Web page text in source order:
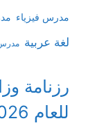
مدرس فيزياء
لغة عربية
رزنامة
للعام 2027/2026